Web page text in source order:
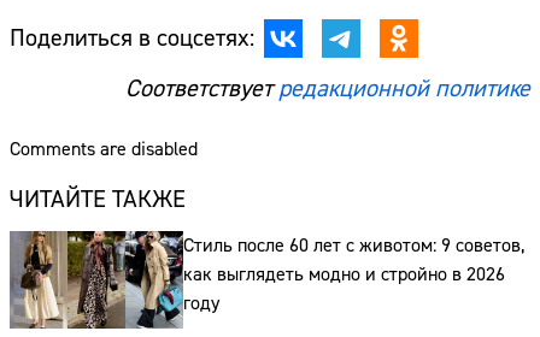
Поделиться в соцсетях:
Соответствуетредакционной политике
Comments are disabled
ЧИТАЙТЕ ТАКЖЕ
Стиль после 60 лет с животом: 9 советов,
как выглядеть модно и стройно в 2026
году
Телефон: